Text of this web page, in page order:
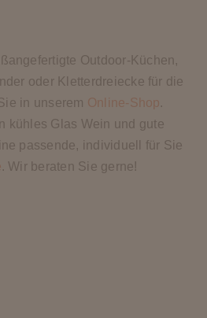
Outdoor-Küchen,
oder Kletterdreiecke für die
in unserem Online-Shop.
kühles Glas Wein und gute
passende, individuell für Sie
. Wir beraten Sie gerne!